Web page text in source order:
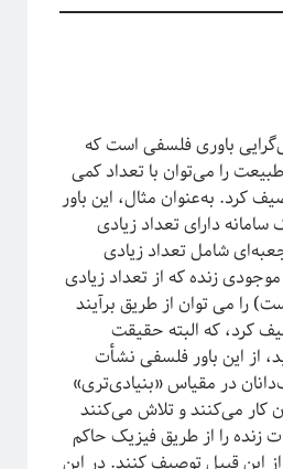
کجا و چه‌طور آغاز کنیم؟!
تکمیلی، به‌ویژه برای سیستم‌های پیچیده
سال اول علوم‌پایه و مهندسی
باوری فلسفی است که
را می‌توان با تعداد کمی
کرد. به‌عنوان مثال، این باور
سامانه دارای تعداد زیادی
شامل تعداد زیادی
موجودی زنده که از تعداد زیادی
را می توان از طریق برآیند
کرد، که البته حقیقت
از این باور فلسفی نشأت
در مقیاس «بنیادی‌تری»
می‌کنند و تلاش می‌کنند
زنده را از طریق فیزیک حاکم
این قبیل توصیف کنند. در این